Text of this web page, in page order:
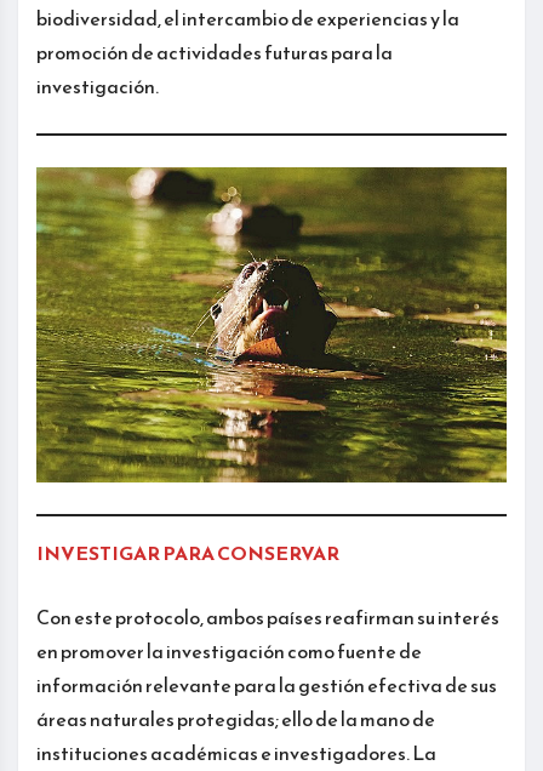
biodiversidad, el intercambio de experiencias y la
promoción de actividades futuras para la
investigación.
INVESTIGAR PARA CONSERVAR
Con este protocolo, ambos países reafirman su interés
en promover la investigación como fuente de
información relevante para la gestión efectiva de sus
áreas naturales protegidas; ello de la mano de
instituciones académicas e investigadores. La